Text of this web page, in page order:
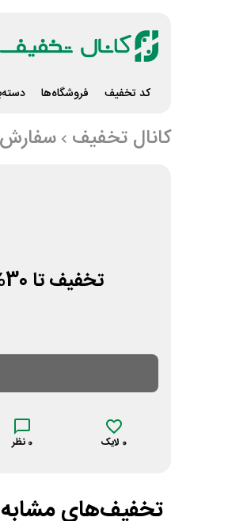
کد تخفیف فروشگاه‌ها
کانال تخفیف سفارش
تخفیف تا 30% خرید سوپر مارکت در اسنپ فود
0 لایک 0 نظر
تخفیف‌های مشابه